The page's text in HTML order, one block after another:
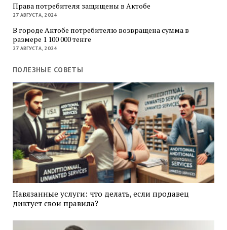
Права потребителя защищены в Актобе
27 АВГУСТА, 2024
В городе Актобе потребителю возвращена сумма в
размере 1 100 000 тенге
27 АВГУСТА, 2024
ПОЛЕЗНЫЕ СОВЕТЫ
Навязанные услуги: что делать, если продавец
диктует свои правила?